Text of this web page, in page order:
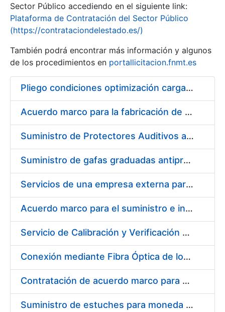
Sector Público accediendo en el siguiente link:
Plataforma de Contratación del Sector Público
(https://contrataciondelestado.es/)
También podrá encontrar más información y algunos
de los procedimientos en portallicitacion.fnmt.es
Pliego condiciones optimización cargas compras firmado
Acuerdo marco para la fabricación de piezas
Suministro de Protectores Auditivos a medida para las personas trabajadoras de los Centros de Trabajo de Madrid y Burgos
Suministro de gafas graduadas antiproyecciones para los trabajadores de la FNMT-RCM en los centros de trabajo de Madrid y Burgos
Servicios de una empresa externa para el asesoramiento y resolución de los recursos de alzada que se presentan relacionados con procesos de selección para la FNMT-RCM
Acuerdo marco para el suministro e instalación de persianas, estores y otros complementos
Servicio de Calibración y Verificación Externa de los Equipos de Medición del Servicio de Prevención de la FNMT-RCM
Conexión mediante Fibra Óptica de los Centros de Proceso de Datos (CPDs) de las sedes de la FNMT-RCM de Burgos y Madrid
Contratación de acuerdo marco para el Suministro de Material de Electricidad para la Fábrica Nacional de Moneda y Timbre-Real Casa de la Moneda en su centro de trabajo de Burgos
Suministro de estuches para moneda de 30 €